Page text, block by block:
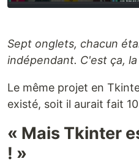
Sept onglets, chacun
indépendant. C'est ça,
Le même projet en
existé, soit il aurait fait
« Mais Tkinter
! »